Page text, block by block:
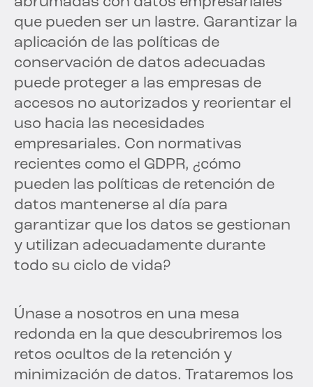
que pueden ser un lastre. Garantizar la
aplicación de las políticas de
conservación de datos adecuadas
puede proteger a las empresas de
accesos no autorizados y reorientar el
uso hacia las necesidades
empresariales. Con normativas
recientes como el GDPR, ¿cómo
pueden las políticas de retención de
datos mantenerse al día para
garantizar que los datos se gestionan
y utilizan adecuadamente durante
todo su ciclo de vida?
Únase a nosotros en una mesa
redonda en la que descubriremos los
retos ocultos de la retención y
minimización de datos. Trataremos los